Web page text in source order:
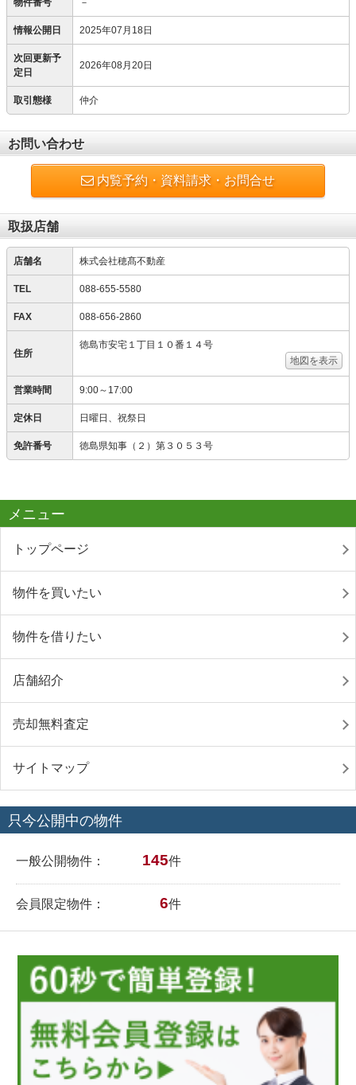
物件番号 －
情報公開日 2025年07月18日
次回更新予
定日
2026年08月20日
取引態様 仲介
お問い合わせ
内覧予約・資料請求・お問合せ
取扱店舗
店舗名 株式会社穂髙不動産
TEL 088-655-5580
FAX 088-656-2860
住所
徳島市安宅１丁目１０番１４号
地図を表示
営業時間 9:00～17:00
定休日 日曜日、祝祭日
免許番号 徳島県知事（２）第３０５３号
メニュー
トップページ
物件を買いたい
物件を借りたい
店舗紹介
売却無料査定
サイトマップ
只今公開中の物件
一般公開物件： 145件
会員限定物件： 6件